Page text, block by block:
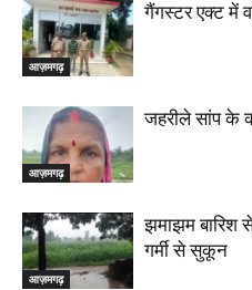
आज़मगढ़
गैंगस्टर एक्ट में
आज़मगढ़
जहरीले सांप के
आज़मगढ़
झमाझम बारिश
गर्मी से सुकून